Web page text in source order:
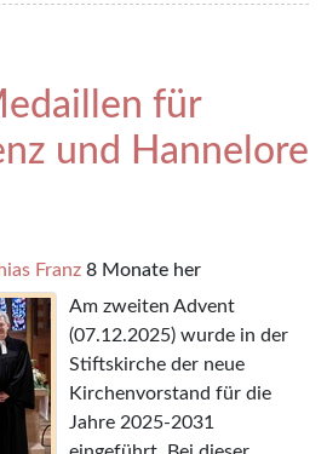
für
und Hannelore
Franz 8 Monate her
Am zweiten Advent
(07.12.2025) wurde in der
Stiftskirche der neue
Kirchenvorstand für die
Jahre 2025-2031